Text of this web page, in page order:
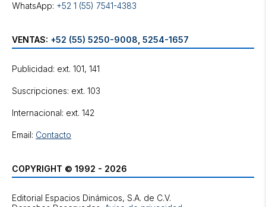
WhatsApp: +52 1 (55) 7541-4383
VENTAS: +52 (55) 5250-9008 5254-1657
Publicidad: ext. 101, 141
Suscripciones: ext. 103
Internacional: ext. 142
Email: Contacto
COPYRIGHT © 1992 - 2026
Editorial Espacios Dinámicos, S.A. de C.V.